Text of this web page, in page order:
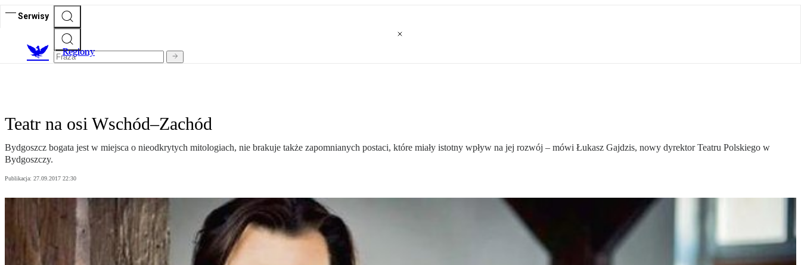
Serwisy
Regiony
Teatr na osi Wschód–Zachód
Bydgoszcz bogata jest w miejsca o nieodkrytych mitologiach, nie brakuje także zapomnianych postaci, które miały istotny wpływ na jej rozwój – mówi Łukasz Gajdzis, nowy dyrektor Teatru Polskiego w
Bydgoszczy.
Publikacja: 27.09.2017 22:30